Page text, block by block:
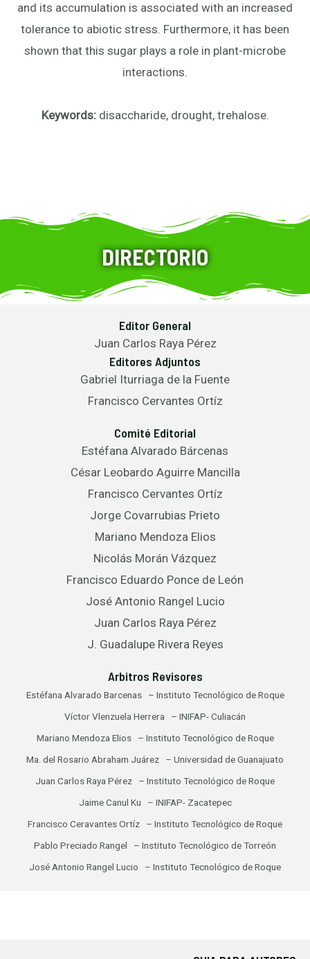
and its accumulation is associated with an increased
tolerance to abiotic stress. Furthermore, it has been
shown that this sugar plays a role in plant-microbe
interactions.
Keywords: disaccharide, drought, trehalose.
DIRECTORIO
Editor General
Juan Carlos Raya Pérez
Editores Adjuntos
Gabriel Iturriaga de la Fuente
Francisco Cervantes Ortíz
Comité Editorial
Estéfana Alvarado Bárcenas
César Leobardo Aguirre Mancilla
Francisco Cervantes Ortíz
Jorge Covarrubias Prieto
Mariano Mendoza Elios
Nicolás Morán Vázquez
Francisco Eduardo Ponce de León
José Antonio Rangel Lucio
Juan Carlos Raya Pérez
J. Guadalupe Rivera Reyes
Arbitros Revisores
Estéfana Alvarado Barcenas – Instituto Tecnológico de Roque
Víctor Vlenzuela Herrera – INIFAP- Culiacán
Mariano Mendoza Elios – Instituto Tecnológico de Roque
Ma. del Rosario Abraham Juárez – Universidad de Guanajuato
Juan Carlos Raya Pérez – Instituto Tecnológico de Roque
Jaime Canul Ku – INIFAP- Zacatepec
Francisco Ceravantes Ortíz – Instituto Tecnológico de Roque
Pablo Preciado Rangel – Instituto Tecnológico de Torreón
José Antonio Rangel Lucio – Instituto Tecnológico de Roque